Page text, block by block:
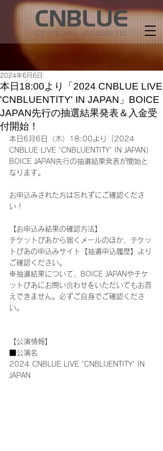
本日18:00より「2024 CNBLUE LIVE
'CNBLUENTITY' IN JAPAN」BOICE
JAPAN先行の抽選結果発表＆入金受
付開始！
2024年6月6日
本日6月6日（木）18:00より「2024
CNBLUE LIVE 'CNBLUENTITY' IN JAPAN」
BOICE JAPAN先行の抽選結果発表が開始と
なります。
お申込みされた方は忘れずにご確認くださ
い！
【お申込み結果の確認方法】
チケットぴあから届くメールのほか、チケッ
トぴあの申込みサイト【抽選申込履歴】より
ご確認ください。
※抽選結果について、BOICE JAPANやチケ
ットぴあにお問い合わせをいただいてもお答
えできません。必ずご自身でご確認くださ
い。
【公演情報】
■公演名
2024 CNBLUE LIVE 'CNBLUENTITY' IN
JAPAN